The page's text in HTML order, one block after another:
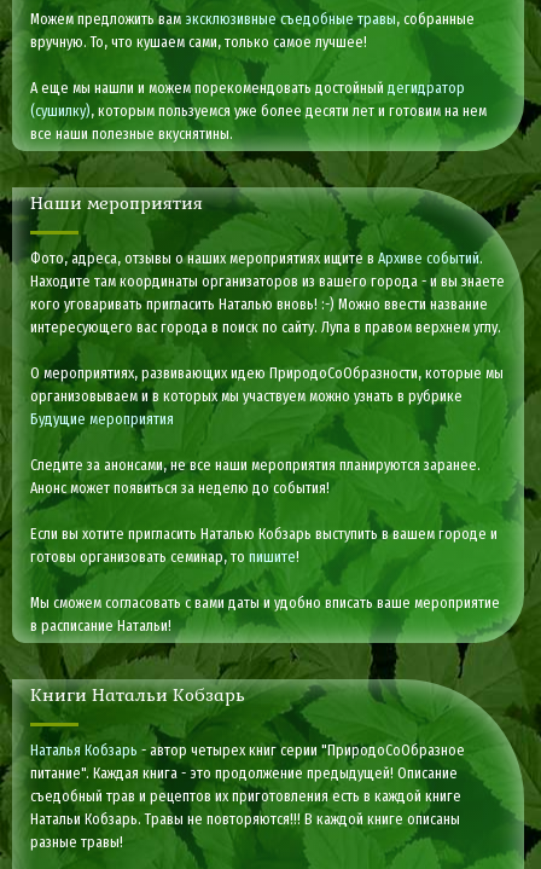
Можем предложить вам эксклюзивные съедобные травы, собранные
вручную. То, что кушаем сами, только самое лучшее!
А еще мы нашли и можем порекомендовать достойныйдегидратор
(сушилку), которым пользуемся уже более десяти лет и готовим на нем
все наши полезные вкуснятины.
Наши мероприятия
Фото, адреса, отзывы о наших мероприятиях ищите вАрхиве событий.
Находите там координаты организаторов из вашего города - и вы знаете
кого уговаривать пригласить Наталью вновь! :-) Можно ввести название
интересующего вас города в поиск по сайту. Лупа в правом верхнем углу.
О мероприятиях, развивающих идею ПриродоСоОбразности, которые мы
организовываем и в которых мы участвуем можно узнать в рубрике
Будущие мероприятия
Следите за анонсами, не все наши мероприятия планируются заранее.
Анонс может появиться за неделю до события!
Если вы хотите пригласить Наталью Кобзарь выступить в вашем городе и
готовы организовать семинар, топишите!
Мы сможем согласовать с вами даты и удобно вписать ваше мероприятие
в расписание Натальи!
Книги Натальи Кобзарь
Наталья Кобзарь - автор четырех книг серии "ПриродоСоОбразное
питание". Каждая книга - это продолжение предыдущей! Описание
съедобный трав и рецептов их приготовления есть в каждой книге
Натальи Кобзарь. Травы не повторяются!!! В каждой книге описаны
разные травы!